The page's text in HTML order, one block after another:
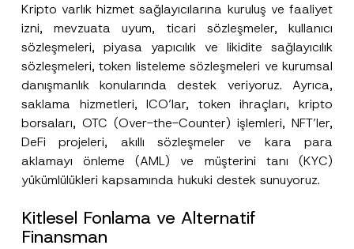
Kripto varlık hizmet sağlayıcılarına kuruluş ve faaliyet
izni, mevzuata uyum, ticari sözleşmeler, kullanıcı
sözleşmeleri, piyasa yapıcılık ve likidite sağlayıcılık
sözleşmeleri, token listeleme sözleşmeleri ve kurumsal
danışmanlık konularında destek veriyoruz. Ayrıca,
saklama hizmetleri, ICO’lar, token ihraçları, kripto
borsaları, OTC (Over-the-Counter) işlemleri, NFT’ler,
DeFi projeleri, akıllı sözleşmeler ve kara para
aklamayı önleme (AML) ve müşterini tanı (KYC)
yükümlülükleri kapsamında hukuki destek sunuyoruz.
Kitlesel Fonlama ve Alternatif
Finansman